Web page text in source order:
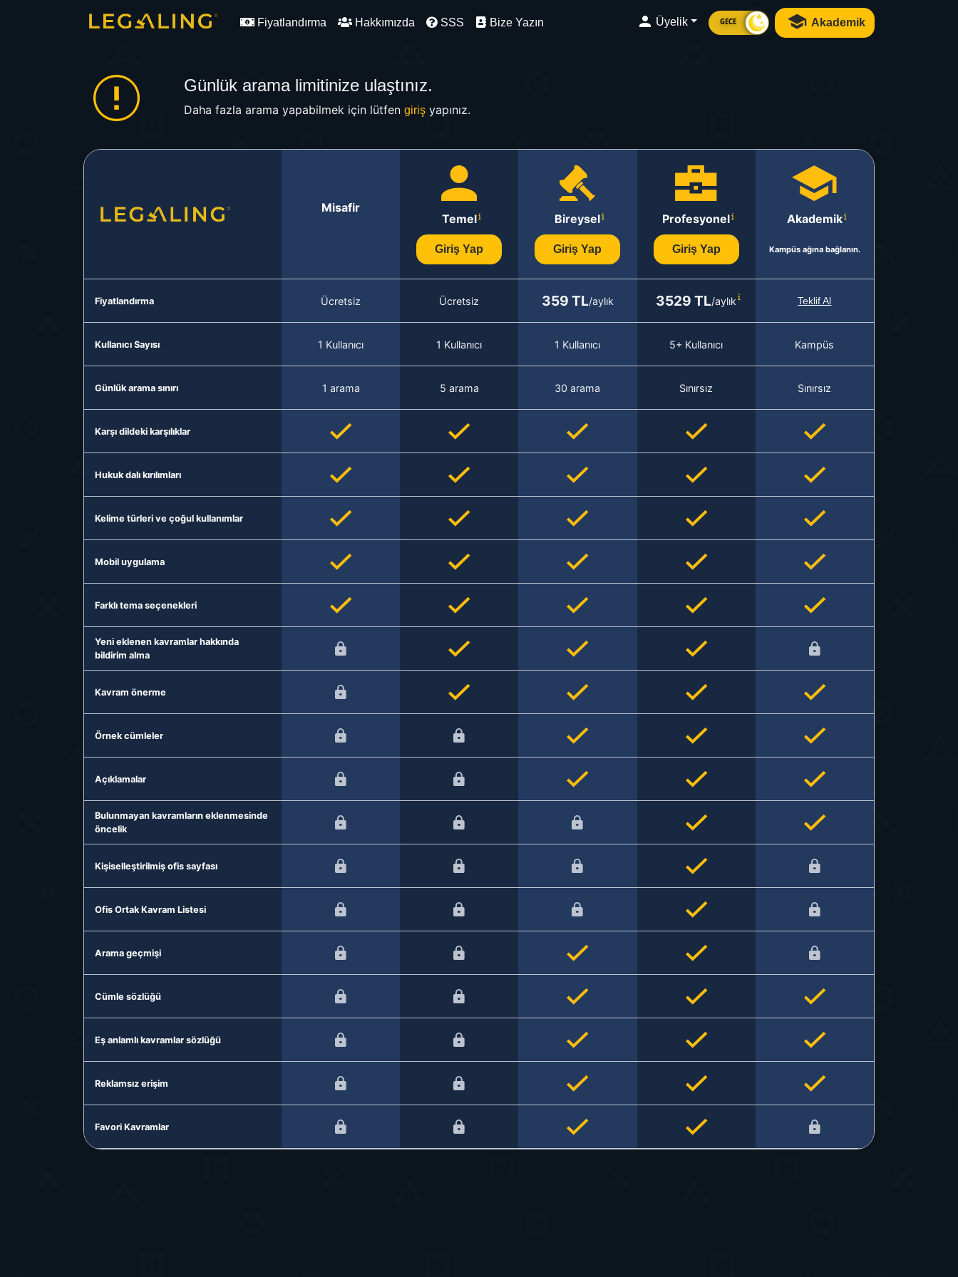
Fiyatlandırma Hakkımızda SSS Bize Yazın Üyelik GECE Akademik
Günlük arama limitinize ulaştınız.
Daha fazla arama yapabilmek için lütfen girişyapınız.
Misafir
Temel
Giriş Yap
Bireysel
Giriş Yap
Profesyonel
Giriş Yap
Akademik
Kampüs ağına bağlanın.
Fiyatlandırma Ücretsiz Ücretsiz 359 TL/aylık 3529 TL/aylık Teklif Al
Kullanıcı Sayısı 1 Kullanıcı 1 Kullanıcı 1 Kullanıcı 5+ Kullanıcı Kampüs
Günlük arama sınırı 1 arama 5 arama 30 arama Sınırsız Sınırsız
Karşı dildeki karşılıklar
Hukuk dalı kırılımları
Kelime türleri ve çoğul kullanımlar
Mobil uygulama
Farklı tema seçenekleri
Yeni eklenen kavramlar hakkında
bildirim alma
Kavram önerme
Örnek cümleler
Açıklamalar
Bulunmayan kavramların eklenmesinde
öncelik
Kişiselleştirilmiş ofis sayfası
Ofis Ortak Kavram Listesi
Arama geçmişi
Cümle sözlüğü
Eş anlamlı kavramlar sözlüğü
Reklamsız erişim
Favori Kavramlar